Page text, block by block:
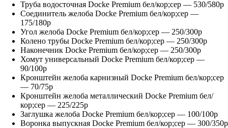
Труба водосточная Docke Premium бел/кор;сер — 530/580р
Соединитель желоба Docke Premium бел/кор;сер —
175/180р
Угол желоба Docke Premium бел/кор;сер — 250/300р
Колено трубы Docke Premium бел/кор;сер — 250/300р
Наконечник Docke Premium бел/кор;сер — 250/300р
Хомут универсальный Docke Premium бел/кор;сер —
90/100р
Кронштейн желоба карнизный Docke Premium бел/кор;сер
— 70/75р
Кронштейн желоба металлический Docke Premium бел/
кор;сер — 225/225р
Заглушка желоба Docke Premium бел/кор;сер — 100/100р
Воронка выпускная Docke Premium бел/кор;сер — 300/350р